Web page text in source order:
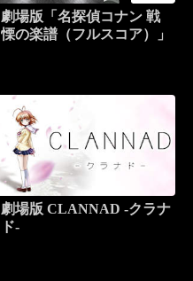
劇場版「名探偵コナン 戦
慄の楽譜（フルスコア）」
劇場版 CLANNAD -クラナ
ド-